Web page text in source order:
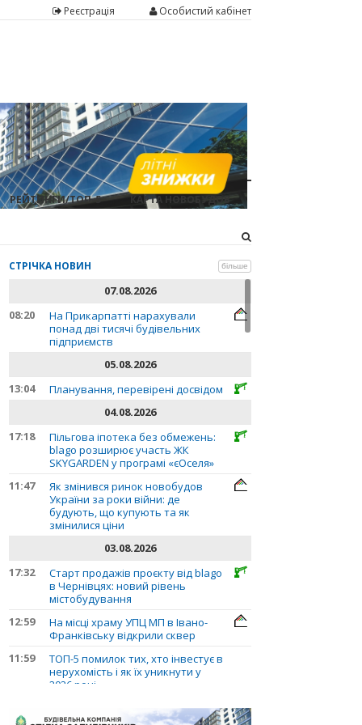
Реєстрація Особистий кабінет
РЕЙТИНГИ/ТОП-5 КАРТА НОВОБУДОВ
СТРІЧКА НОВИН більше
07.08.2026
08:20
На Прикарпатті нарахували
понад дві тисячі будівельних
підприємств
05.08.2026
13:04
Планування, перевірені досвідом
04.08.2026
17:18
Пільгова іпотека без обмежень:
blago розширює участь ЖК
SKYGARDEN у програмі «єОселя»
11:47
Як змінився ринок новобудов
України за роки війни: де
будують, що купують та як
змінилися ціни
03.08.2026
17:32
Старт продажів проєкту від blago
в Чернівцях: новий рівень
містобудування
12:59
На місці храму УПЦ МП в Івано-
Франківську відкрили сквер
11:59
ТОП-5 помилок тих, хто інвестує в
нерухомість і як їх уникнути у
2026 році
Планування, перевірені досвідом